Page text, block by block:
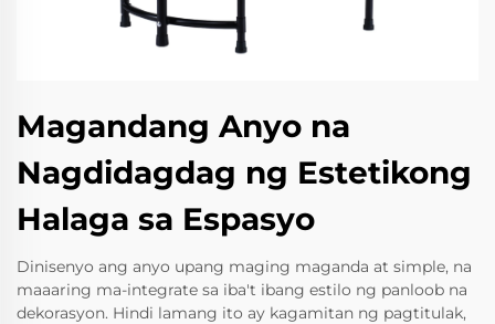
Magandang Anyo na
Nagdidagdag ng Estetikong
Halaga sa Espasyo
Dinisenyo ang anyo upang maging maganda at simple, na
maaaring ma-integrate sa iba't ibang estilo ng panloob na
dekorasyon. Hindi lamang ito ay kagamitan ng pagtitulak,